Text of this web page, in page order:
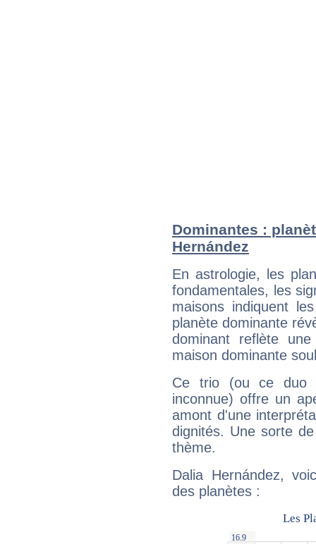
Dominantes :
Hernández
En astrologie, les
fondamentales, les
maisons indiquent
planète dominante
dominant reflète
maison dominante
Ce trio (ou ce duo
inconnue) offre un
amont d'une
dignités. Une sorte
thème.
Dalia Hernández,
des planètes :